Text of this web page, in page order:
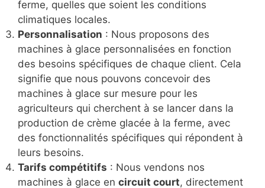
ferme, quelles que soient les conditions
climatiques locales.
Personnalisation : Nous proposons des
machines à glace personnalisées en fonction
des besoins spécifiques de chaque client. Cela
signifie que nous pouvons concevoir des
machines à glace sur mesure pour les
agriculteurs qui cherchent à se lancer dans la
production de crème glacée à la ferme, avec
des fonctionnalités spécifiques qui répondent à
leurs besoins.
Tarifs compétitifs : Nous vendons nos
machines à glace en circuit court, directement